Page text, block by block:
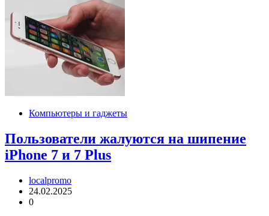
Компьютеры и гаджеты
Пользователи жалуются на шипение
iPhone 7 и 7 Plus
localpromo
24.02.2025
0